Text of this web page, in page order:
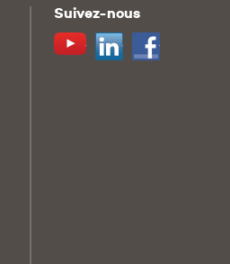
Suivez-nous
YoutubeLinkedinFacebook